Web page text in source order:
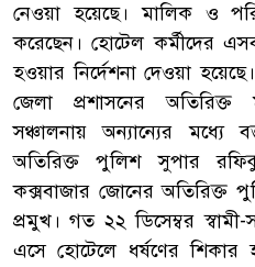
নেওয়া হয়েছে। মালিক ও
করেছেন। হোটেল কর্মীদের
হওয়ার নির্দেশনা দেওয়া
জেলা প্রশাসনের অতিরিক্ত
সঞ্চালনায় অন্যান্যের মধ্যে
অতিরিক্ত পুলিশ সুপার
কক্সবাজার জোনের অতিরিক্ত
প্রমুখ। গত ২২ ডিসেম্বর স্বামী-
এসে হোটেলে ধর্ষণের